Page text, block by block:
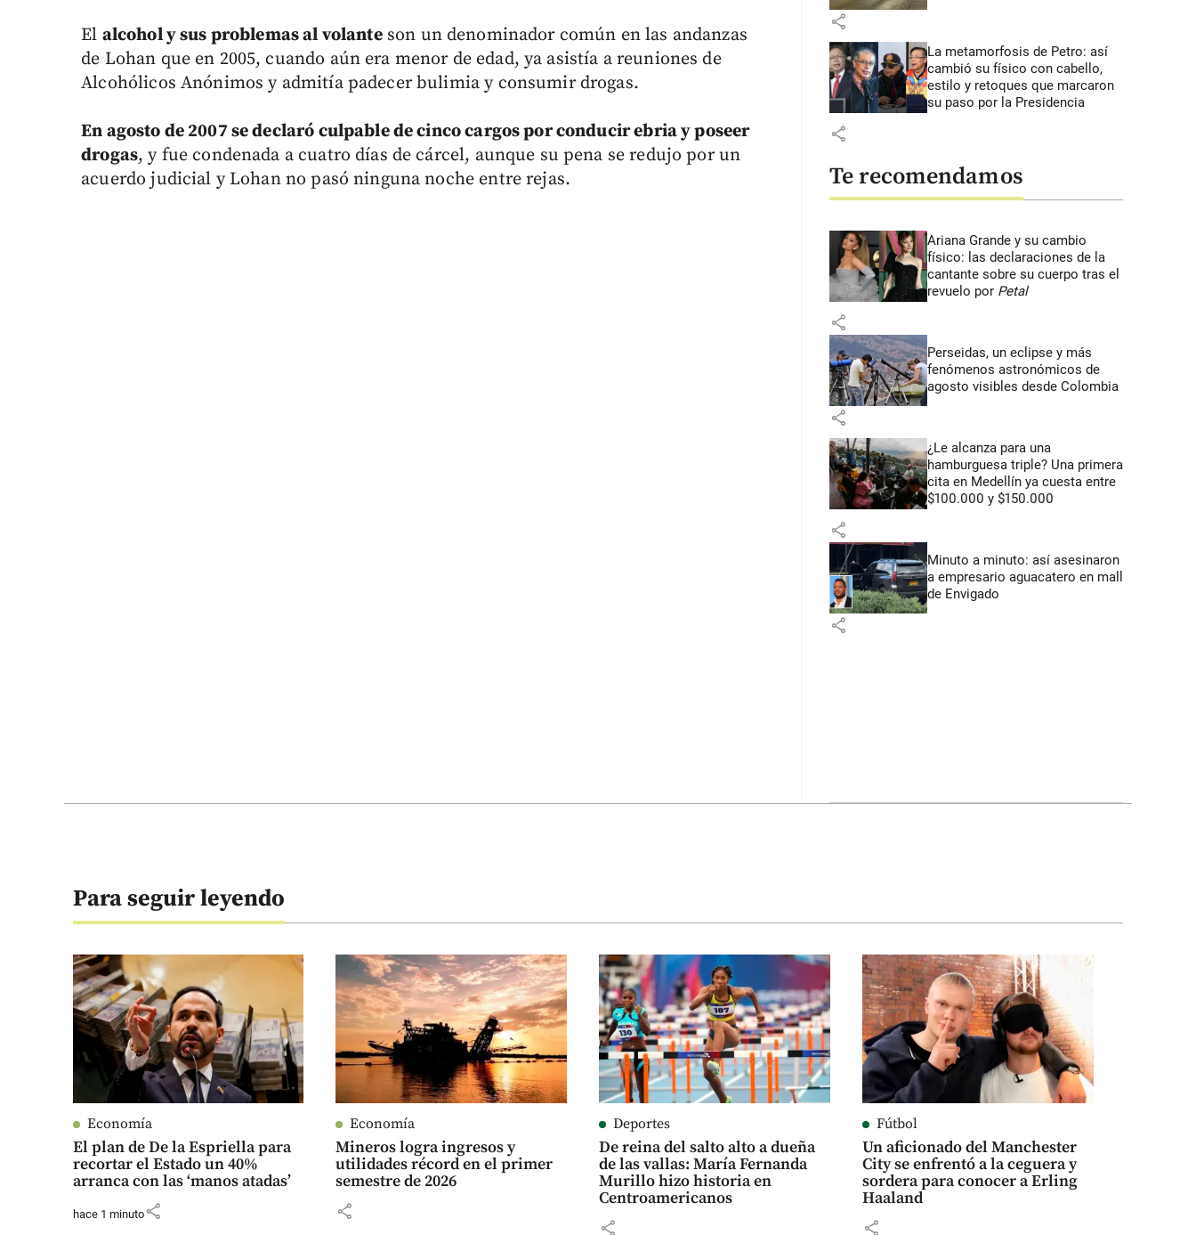
El alcohol y sus problemas al volanteson un denominador común en las andanzas
de Lohan que en 2005, cuando aún era menor de edad, ya asistía a reuniones de
Alcohólicos Anónimos y admitía padecer bulimia y consumir drogas.
En agosto de 2007 se declaró culpable de cinco cargos por conducir ebria y poseer
drogas, y fue condenada a cuatro días de cárcel, aunque su pena se redujo por un
acuerdo judicial y Lohan no pasó ninguna noche entre rejas.
share
La metamorfosis de Petro: así
cambió su físico con cabello,
estilo y retoques que marcaron
su paso por la Presidencia
share
Te recomendamos
Ariana Grande y su cambio
físico: las declaraciones de la
cantante sobre su cuerpo tras el
revuelo por Petal
share
Perseidas, un eclipse y más
fenómenos astronómicos de
agosto visibles desde Colombia
share
¿Le alcanza para una
hamburguesa triple? Una primera
cita en Medellín ya cuesta entre
$100.000 y $150.000
share
Minuto a minuto: así asesinaron
a empresario aguacatero en mall
de Envigado
share
Para seguir leyendo
Economía
El plan de De la Espriella para
recortar el Estado un 40%
arranca con las ‘manos atadas’
hace 1 minutoshare
Economía
Mineros logra ingresos y
utilidades récord en el primer
semestre de 2026
share
Deportes
De reina del salto alto a dueña
de las vallas: María Fernanda
Murillo hizo historia en
Centroamericanos
share
Fútbol
Un aficionado del Manchester
City se enfrentó a la ceguera y
sordera para conocer a Erling
Haaland
share